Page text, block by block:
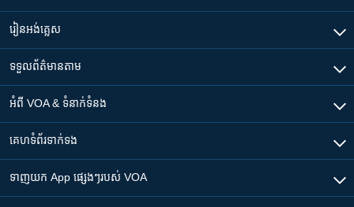
រៀន​​អង់គ្លេស
ទទួល​ព័ត៌មាន​តាម
អំពី​ VOA & ទំនាក់ទំនង
គេហទំព័រ​​ទាក់ទង
ទាញយក​ App ផ្សេងៗ​របស់​ VOA